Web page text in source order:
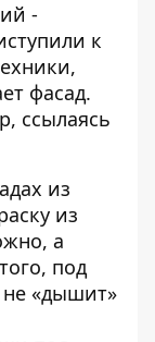
-
к
фасад.
, ссылаясь
из
из
а
под
не «дышит»